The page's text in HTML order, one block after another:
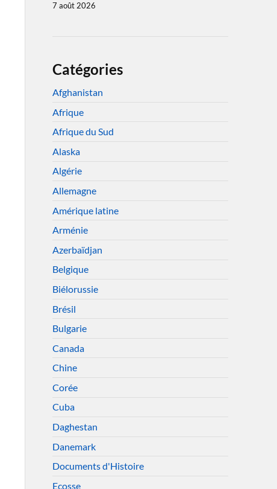
7 août 2026
Catégories
Afghanistan
Afrique
Afrique du Sud
Alaska
Algérie
Allemagne
Amérique latine
Arménie
Azerbaïdjan
Belgique
Biélorussie
Brésil
Bulgarie
Canada
Chine
Corée
Cuba
Daghestan
Danemark
Documents d'Histoire
Ecosse